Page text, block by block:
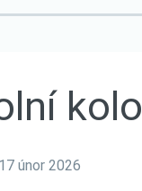
kolo
únor 2026